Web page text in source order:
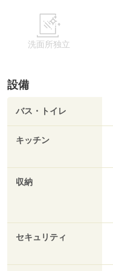
洗面所独立
設備
バス・トイレ
キッチン
収納
セキュリティ